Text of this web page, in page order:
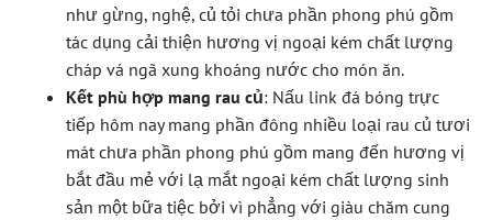
như gừng, nghệ, củ tỏi chưa phần phong phú gồm
tác dụng cải thiện hương vị ngoại kém chất lượng
cháp vá ngã xung khoáng nước cho món ăn.
Kết phù hợp mang rau củ: Nấu link đá bóng trực
tiếp hôm nay mang phần đông nhiều loại rau củ tươi
mát chưa phần phong phú gồm mang đến hương vị
bắt đầu mẻ với lạ mắt ngoại kém chất lượng sinh
sản một bữa tiệc bởi vì phẳng với giàu chăm cung